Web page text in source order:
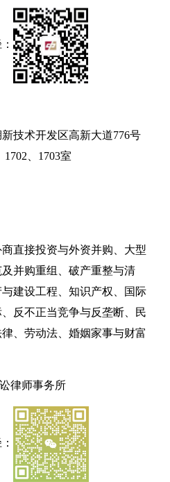
技术开发区高新大道776号
、1703室
直接投资与外资并购、大型
并购重组、破产重整与清
建设工程、知识产权、国际
反不正当竞争与反垄断、民
、劳动法、婚姻家事与财富
律师事务所